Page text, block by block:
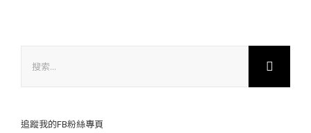
果：
追蹤我的FB粉絲專頁